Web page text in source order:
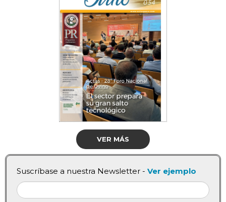
VER MÁS
Suscríbase a nuestra Newsletter - Ver ejemplo